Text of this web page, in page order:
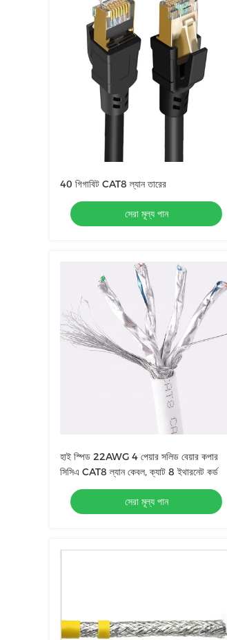
40 গিগাবিট CAT8 ল্যান তারের
সেরা মূল্য পান
হাই স্পিড 22AWG 4 পেয়ার সলিড বেয়ার কপার
সিসিএ CAT8 ল্যান কেবল, ক্যাট 8 ইথারনেট কর্ড
সেরা মূল্য পান